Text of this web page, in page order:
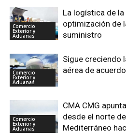
Comercio
Exterior y
Aduanas
La logística de la
optimización de
suministro
Comercio
Exterior y
Aduanas
Sigue creciendo
aérea de
Comercio
Exterior y
Aduanas
CMA CMG
desde el norte
Mediterráneo